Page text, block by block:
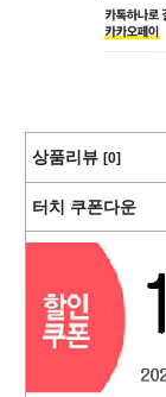
상품리뷰 [0]
터치 쿠폰다운